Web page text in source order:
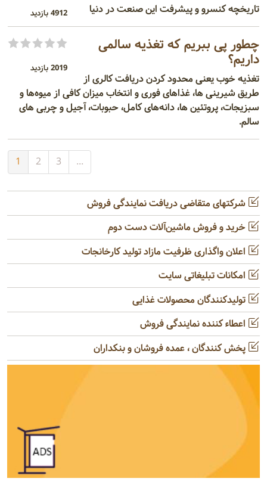
4912 بازدید تاریخچه کنسرو و پیشرفت این صنعت در دنیا
2019 بازدید
چطور پی ببریم که تغذیه سالمی
داریم؟
تغذیه خوب یعنی محدود کردن دریافت کالری از
طریق شیرینی‌ ها، غذاهای فوری و انتخاب میزان کافی از میوه‌ها و
سبزیجات، پروتئین‌ ها، دانه‌های کامل، حبوبات، آجیل و چربی‌ های
سالم.
1 2 3 ...
شرکتهای متقاضی دریافت نمایندگی فروش
خرید و فروش ماشین‌آلات دست دوم
اعلان واگذاری ظرفیت مازاد تولید کارخانجات
امکانات تبلیغاتی سایت
تولیدکنندگان محصولات غذایی
اعطاء کننده نمایندگی فروش
پخش کنندگان ، عمده فروشان و بنکداران